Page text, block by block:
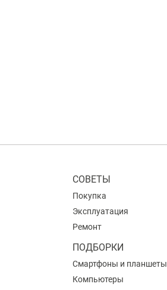
СОВЕТЫ
Покупка
Эксплуатация
Ремонт
ПОДБОРКИ
Смартфоны и планшеты
Компьютеры